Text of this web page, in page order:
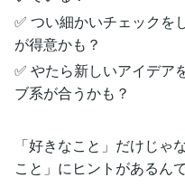
✅ つい細かいチェック
が得意かも？
✅ やたら新しいアイデア
ブ系が合うかも？
「好きなこと」だけじゃ
こと」にヒントがあるんで